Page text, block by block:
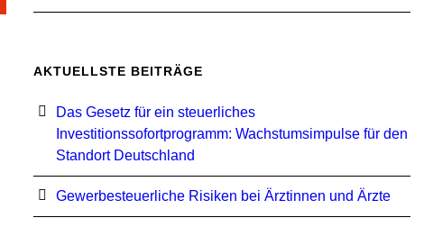
AKTUELLSTE BEITRÄGE
Das Gesetz für ein steuerliches
Investitionssofortprogramm: Wachstumsimpulse für den
Standort Deutschland
Gewerbesteuerliche Risiken bei Ärztinnen und Ärzte